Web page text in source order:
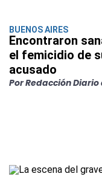
BUENOS AIRES
Encontraron
el femicidio de
acusado
Por Redacción Diario